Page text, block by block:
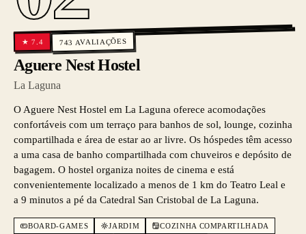
★7.4 743 AVALIAÇÕES
Aguere Nest Hostel
La Laguna
O Aguere Nest Hostel em La Laguna oferece acomodações
confortáveis com um terraço para banhos de sol, lounge, cozinha
compartilhada e área de estar ao ar livre. Os hóspedes têm acesso
a uma casa de banho compartilhada com chuveiros e depósito de
bagagem. O hostel organiza noites de cinema e está
convenientemente localizado a menos de 1 km do Teatro Leal e
a 9 minutos a pé da Catedral San Cristobal de La Laguna.
BOARD-GAMES JARDIM
COZINHA COMPARTILHADA